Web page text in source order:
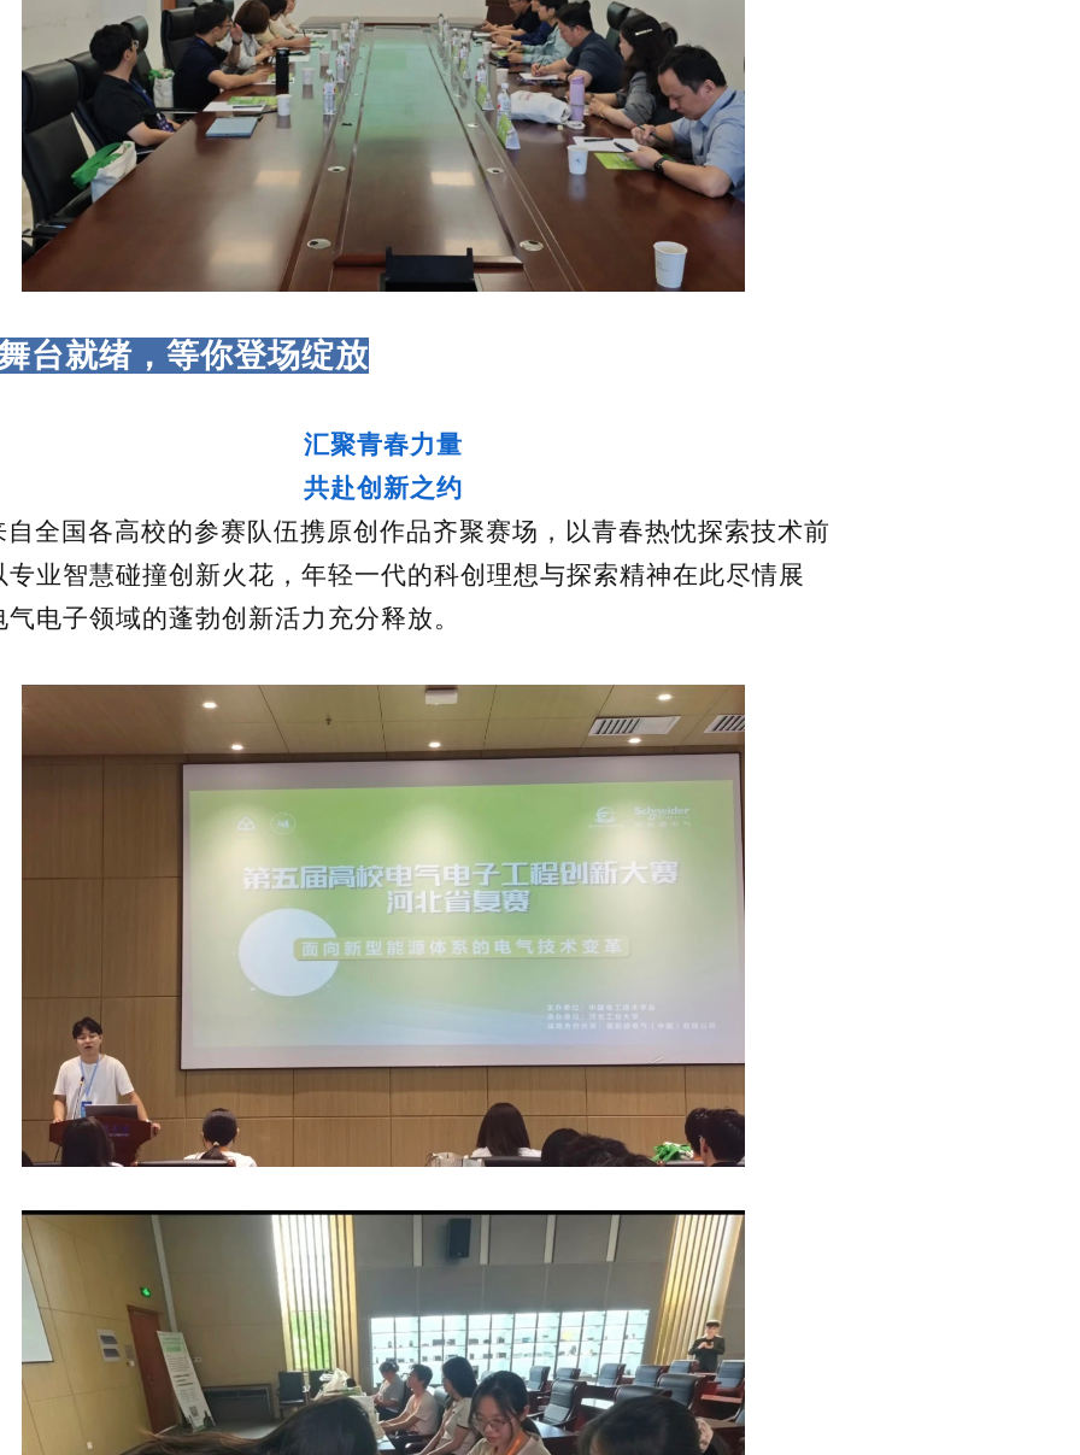
台就绪，等你登场绽放
汇聚青春力量
共赴创新之约
自全国各高校的参赛队伍携原创作品齐聚赛场，以青春热忱探索技术前
专业智慧碰撞创新火花，年轻一代的科创理想与探索精神在此尽情展
气电子领域的蓬勃创新活力充分释放。